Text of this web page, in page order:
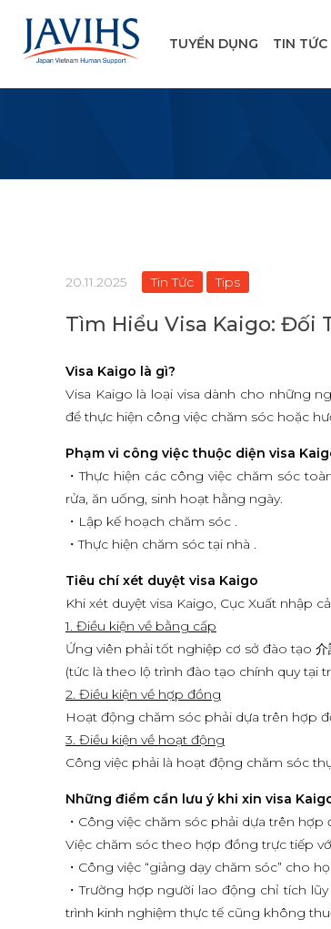
TUYỂN DỤNG TIN TỨC
20.11.2025 Tin Tức Tips
Tìm Hiểu Visa Kaigo: Đối
Visa Kaigo là gì?
Visa Kaigo là loại visa dành cho những
để thực hiện công việc chăm sóc hoặc
Phạm vi công việc thuộc diện visa
・Thực hiện các công việc chăm sóc
rửa, ăn uống, sinh hoạt hằng ngày.
・Lập kế hoạch chăm sóc .
・Thực hiện chăm sóc tại nhà .
Tiêu chí xét duyệt visa Kaigo
Khi xét duyệt visa Kaigo, Cục Xuất nhập
1. Điều kiện về bằng cấp
Ứng viên phải tốt nghiệp cơ sở đào tạo
(tức là theo lộ trình đào tạo chính quy tại
2. Điều kiện về hợp đồng
Hoạt động chăm sóc phải dựa trên hợp
3. Điều kiện về hoạt động
Công việc phải là hoạt động chăm sóc
Những điểm cần lưu ý khi xin visa
・Công việc chăm sóc phải dựa trên
Việc chăm sóc theo hợp đồng trực tiếp
・Công việc “giảng dạy chăm sóc” cho
・Trường hợp người lao động chỉ tích
trình kinh nghiệm thực tế cũng không